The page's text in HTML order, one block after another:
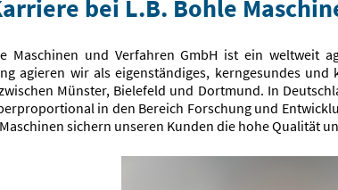
bei L.B. Bohle
Maschinen und Verfahren GmbH ist ein weltweit
agieren wir als eigenständiges, kerngesundes
Münster, Bielefeld und Dortmund. In
in den Bereich Forschung und
sichern unseren Kunden die hohe Qualität